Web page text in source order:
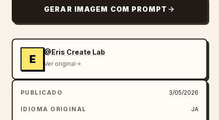
GERAR IMAGEM COM PROMPT
E
@Eris Create Lab
Ver original
PUBLICADO 3/05/2026
IDIOMA ORIGINAL JA